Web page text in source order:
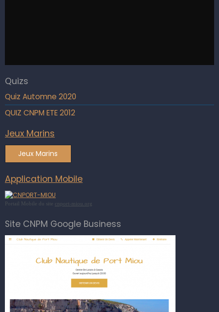
Quizs
Quiz Automne 2020
QUIZ CNPM ETE 2012
Jeux Marins
Jeux Marins
Application Mobile
Portail Mobile du site cnport-miou.org
Site CNPM Google Business